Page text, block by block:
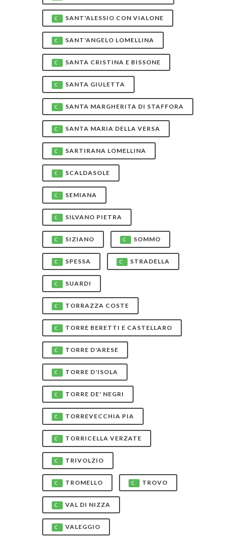
C SANT'ALESSIO CON VIALONE
C SANT'ANGELO LOMELLINA
C SANTA CRISTINA E BISSONE
C SANTA GIULETTA
C SANTA MARGHERITA DI STAFFORA
C SANTA MARIA DELLA VERSA
C SARTIRANA LOMELLINA
C SCALDASOLE
C SEMIANA
C SILVANO PIETRA
C SIZIANO C SOMMO
C SPESSA C STRADELLA
C SUARDI
C TORRAZZA COSTE
C TORRE BERETTI E CASTELLARO
C TORRE D'ARESE
C TORRE D'ISOLA
C TORRE DE' NEGRI
C TORREVECCHIA PIA
C TORRICELLA VERZATE
C TRIVOLZIO
C TROMELLO C TROVO
C VAL DI NIZZA
C VALEGGIO